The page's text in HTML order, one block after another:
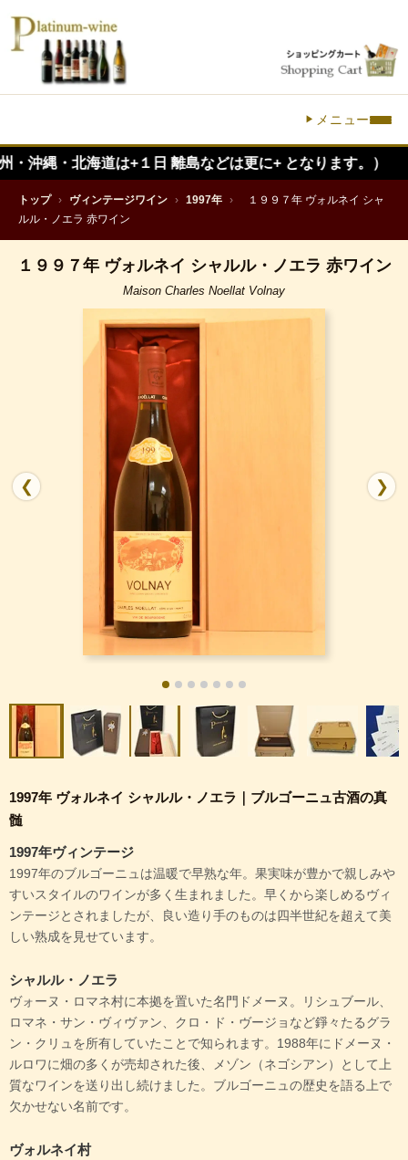
メニュー
海道は+１日 離島などは更に+ となります。）
トップ › ヴィンテージワイン › 1997年 ›
１９９７年 ヴォルネイ シャ
ルル・ノエラ 赤ワイン
１９９７年 ヴォルネイ シャルル・ノエラ 赤ワイン
Maison Charles Noellat Volnay
❮ ❯
1997年 ヴォルネイ シャルル・ノエラ｜ブルゴーニュ古酒の真
髄
1997年ヴィンテージ
1997年のブルゴーニュは温暖で早熟な年。果実味が豊かで親しみや
すいスタイルのワインが多く生まれました。早くから楽しめるヴィ
ンテージとされましたが、良い造り手のものは四半世紀を超えて美
しい熟成を見せています。
シャルル・ノエラ
ヴォーヌ・ロマネ村に本拠を置いた名門ドメーヌ。リシュブール、
ロマネ・サン・ヴィヴァン、クロ・ド・ヴージョなど錚々たるグラ
ン・クリュを所有していたことで知られます。1988年にドメーヌ・
ルロワに畑の多くが売却された後、メゾン（ネゴシアン）として上
質なワインを送り出し続けました。ブルゴーニュの歴史を語る上で
欠かせない名前です。
ヴォルネイ村